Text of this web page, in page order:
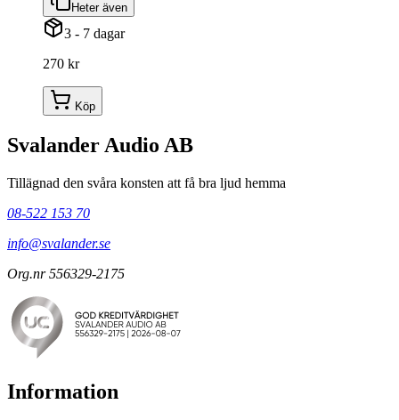
Heter även
3 - 7 dagar
270 kr
Köp
Svalander Audio AB
Tillägnad den svåra konsten att få bra ljud hemma
08-522 153 70
info@svalander.se
Org.nr 556329-2175
Information